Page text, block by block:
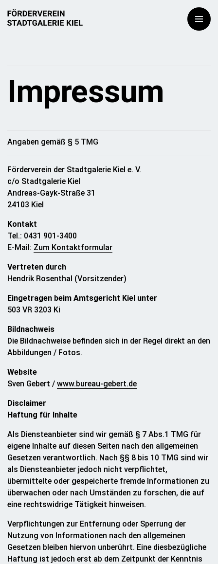
Impressum
Angaben gemäß § 5 TMG
Förderverein der Stadtgalerie Kiel e. V.
c/o Stadtgalerie Kiel
Andreas-Gayk-Straße 31
24103 Kiel
Kontakt
Tel.: 0431 901-3400
E-Mail: Zum Kontaktformular
Vertreten durch
Hendrik Rosenthal (Vorsitzender)
Eingetragen beim Amtsgericht Kiel unter
503 VR 3203 Ki
Bildnachweis
Die Bildnachweise befinden sich in der Regel direkt an den
Abbildungen / Fotos.
Website
Sven Gebert / www.bureau-gebert.de
Disclaimer
Haftung für Inhalte
Als Diensteanbieter sind wir gemäß § 7 Abs.1 TMG für
eigene Inhalte auf diesen Seiten nach den allgemeinen
Gesetzen verantwortlich. Nach §§ 8 bis 10 TMG sind wir
als Diensteanbieter jedoch nicht verpflichtet,
übermittelte oder gespeicherte fremde Informationen zu
überwachen oder nach Umständen zu forschen, die auf
eine rechtswidrige Tätigkeit hinweisen.
Verpflichtungen zur Entfernung oder Sperrung der
Nutzung von Informationen nach den allgemeinen
Gesetzen bleiben hiervon unberührt. Eine diesbezügliche
Haftung ist jedoch erst ab dem Zeitpunkt der Kenntnis